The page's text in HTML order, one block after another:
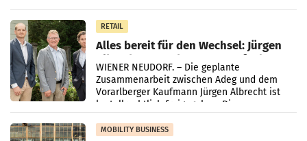
RETAIL
Alles bereit für den Wechsel: Jürgen
Albrecht setzt ab 1.1.2027 auf Adeg
WIENER NEUDORF. – Die geplante
Zusammenarbeit zwischen Adeg und dem
Vorarlberger Kaufmann Jürgen Albrecht ist
kartellrechtlich freigegeben: Die
Bundeswettbewerbsbehörde und der
Bundeskartellanwalt
MOBILITY BUSINESS